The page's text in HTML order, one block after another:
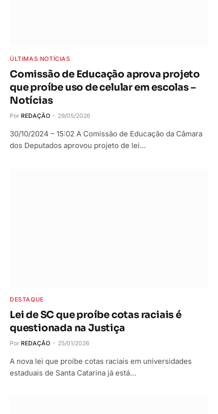
ÚLTIMAS NOTÍCIAS
Comissão de Educação aprova projeto
que proíbe uso de celular em escolas –
Notícias
Por REDAÇÃO 29/05/2026
30/10/2024 – 15:02 A Comissão de Educação da Câmara
dos Deputados aprovou projeto de lei…
DESTAQUE
Lei de SC que proíbe cotas raciais é
questionada na Justiça
Por REDAÇÃO 25/01/2026
A nova lei que proíbe cotas raciais em universidades
estaduais de Santa Catarina já está…